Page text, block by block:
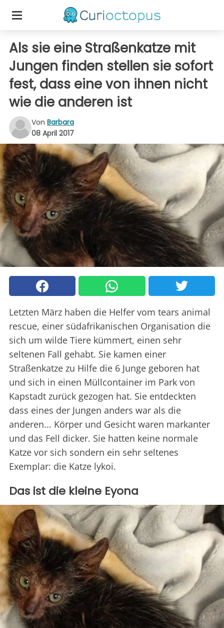
Als sie eine Straßenkatze mit
Jungen finden stellen sie sofort
fest, dass eine von ihnen nicht
wie die anderen ist
Von Barbara
08 April 2017
Letzten März haben die Helfer vom tears animal
rescue, einer südafrikanischen Organisation die
sich um wilde Tiere kümmert, einen sehr
seltenen Fall gehabt. Sie kamen einer
Straßenkatze zu Hilfe die 6 Junge geboren hat
und sich in einen Müllcontainer im Park von
Kapstadt zurück gezogen hat. Sie entdeckten
dass eines der Jungen anders war als die
anderen... Körper und Gesicht waren markanter
und das Fell dicker. Sie hatten keine normale
Katze vor sich sondern ein sehr seltenes
Exemplar: die Katze lykoi.
Das ist die kleine Eyona